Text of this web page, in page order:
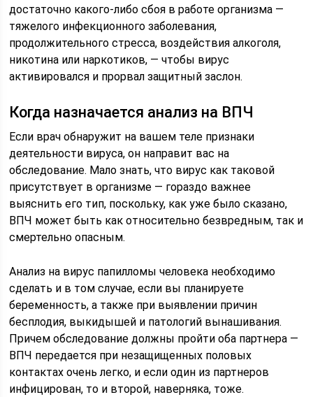
достаточно какого-либо сбоя в работе организма —
тяжелого инфекционного заболевания,
продолжительного стресса, воздействия алкоголя,
никотина или наркотиков, — чтобы вирус
активировался и прорвал защитный заслон.
Когда назначается анализ на ВПЧ
Если врач обнаружит на вашем теле признаки
деятельности вируса, он направит вас на
обследование. Мало знать, что вирус как таковой
присутствует в организме — гораздо важнее
выяснить его тип, поскольку, как уже было сказано,
ВПЧ может быть как относительно безвредным, так и
смертельно опасным.
Анализ на вирус папилломы человека необходимо
сделать и в том случае, если вы планируете
беременность, а также при выявлении причин
бесплодия, выкидышей и патологий вынашивания.
Причем обследование должны пройти оба партнера —
ВПЧ передается при незащищенных половых
контактах очень легко, и если один из партнеров
инфицирован, то и второй, наверняка, тоже.